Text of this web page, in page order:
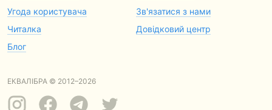
Угода користувача
Читалка
Блог
Зв'язатися з нами
Довідковий центр
ЕКВАЛІБРА © 2012–2026